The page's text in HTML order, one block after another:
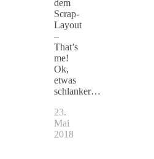
dem
Scrap-
Layout
–
That’s
me!
Ok,
etwas
schlanker…
23.
Mai
2018